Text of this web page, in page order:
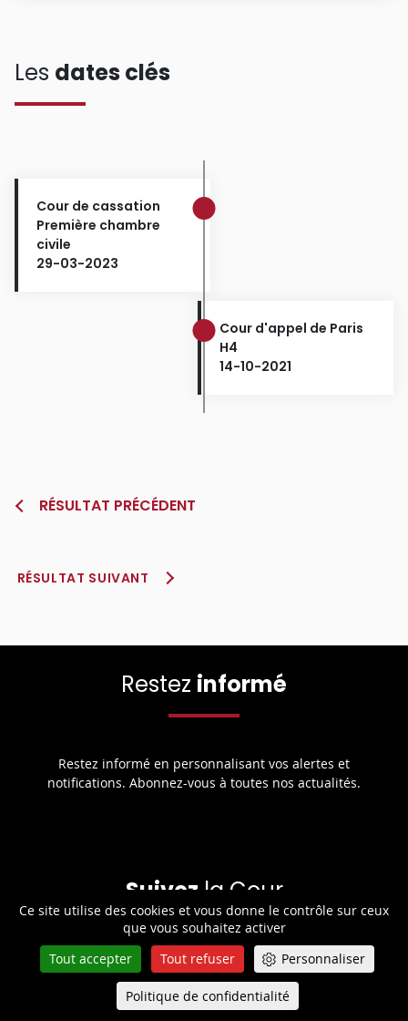
Ce site utilise des cookies et vous donne le contrôle sur ceux
que vous souhaitez activer
Tout accepter
Tout refuser Personnaliser
Politique de confidentialité
Les dates clés
Cour de cassation
Première chambre
civile
29-03-2023
Cour d'appel de Paris
H4
14-10-2021
RÉSULTAT PRÉCÉDENT
RÉSULTAT SUIVANT
Restez informé
Restez informé en personnalisant vos alertes et
notifications. Abonnez-vous à toutes nos actualités.
Suivez la Cour
Retrouvez toute l’actualité de la Cour de cassation sur les
réseaux sociaux.
Queue-Fair